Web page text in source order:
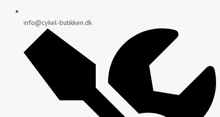
info@cykel-butikken.dk